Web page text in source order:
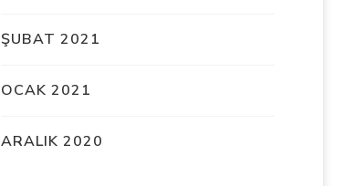
ŞUBAT 2021
OCAK 2021
ARALIK 2020